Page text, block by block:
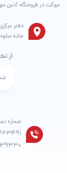
موکت در فروشگاه آدین
شماره
دفتر
جاده
از